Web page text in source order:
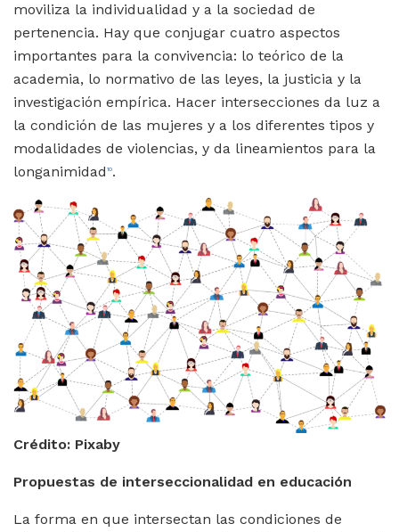
moviliza la individualidad y a la sociedad de
pertenencia. Hay que conjugar cuatro aspectos
importantes para la convivencia: lo teórico de la
academia, lo normativo de las leyes, la justicia y la
investigación empírica. Hacer intersecciones da luz a
la condición de las mujeres y a los diferentes tipos y
modalidades de violencias, y da lineamientos para la
longanimidad 10.
Crédito: Pixaby
Propuestas de interseccionalidad en educación
La forma en que intersectan las condiciones de